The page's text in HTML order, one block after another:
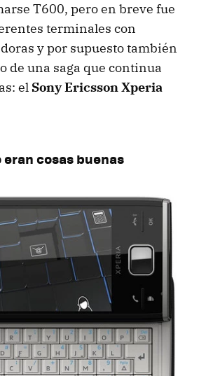
T600, pero en breve fue
terminales con
y por supuesto también
de una saga que continua
el Sony Ericsson Xperia
cosas buenas